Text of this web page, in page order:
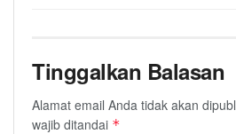
Tinggalkan Balasan
Alamat email Anda tidak akan
wajib ditandai *